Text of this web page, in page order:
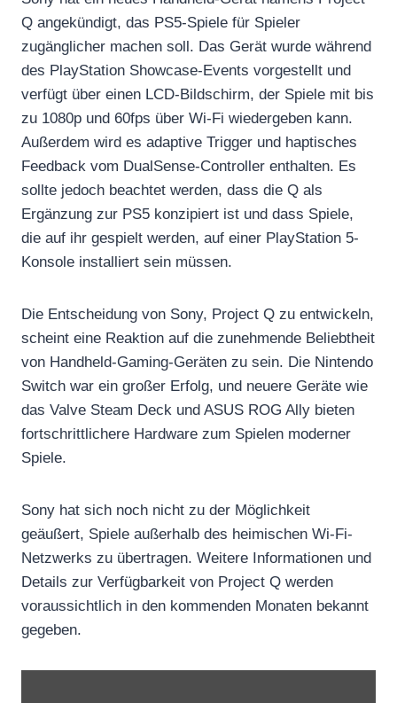
Q angekündigt, das PS5-Spiele für Spieler
zugänglicher machen soll. Das Gerät wurde während
des PlayStation Showcase-Events vorgestellt und
verfügt über einen LCD-Bildschirm, der Spiele mit bis
zu 1080p und 60fps über Wi-Fi wiedergeben kann.
Außerdem wird es adaptive Trigger und haptisches
Feedback vom DualSense-Controller enthalten. Es
sollte jedoch beachtet werden, dass die Q als
Ergänzung zur PS5 konzipiert ist und dass Spiele,
die auf ihr gespielt werden, auf einer PlayStation 5-
Konsole installiert sein müssen.
Die Entscheidung von Sony, Project Q zu entwickeln,
scheint eine Reaktion auf die zunehmende Beliebtheit
von Handheld-Gaming-Geräten zu sein. Die Nintendo
Switch war ein großer Erfolg, und neuere Geräte wie
das Valve Steam Deck und ASUS ROG Ally bieten
fortschrittlichere Hardware zum Spielen moderner
Spiele.
Sony hat sich noch nicht zu der Möglichkeit
geäußert, Spiele außerhalb des heimischen Wi-Fi-
Netzwerks zu übertragen. Weitere Informationen und
Details zur Verfügbarkeit von Project Q werden
voraussichtlich in den kommenden Monaten bekannt
gegeben.